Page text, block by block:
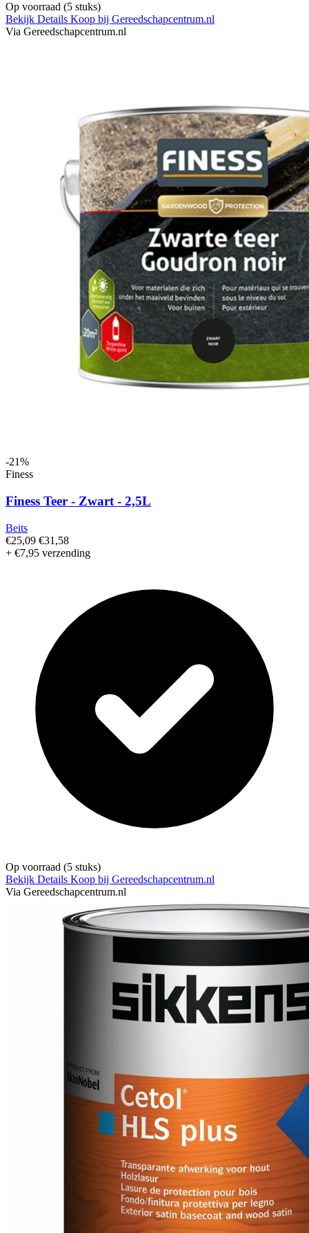
Op voorraad (5 stuks)
Bekijk Details Koop bij Gereedschapcentrum.nl
Via Gereedschapcentrum.nl
-21%
Finess
Finess Teer - Zwart - 2,5L
Beits
€25,09 €31,58
+ €7,95 verzending
Op voorraad (5 stuks)
Bekijk Details Koop bij Gereedschapcentrum.nl
Via Gereedschapcentrum.nl